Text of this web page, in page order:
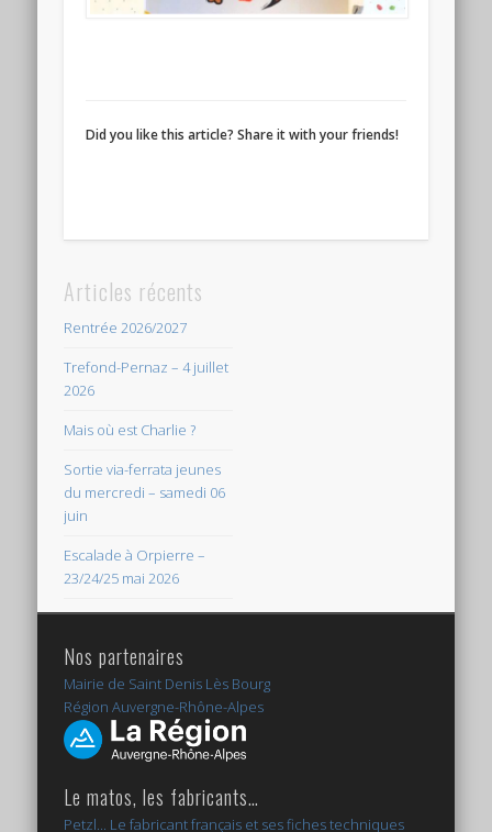
Did you like this article? Share it with your friends!
Articles récents
Rentrée 2026/2027
Trefond-Pernaz – 4 juillet
2026
Mais où est Charlie ?
Sortie via-ferrata jeunes
du mercredi – samedi 06
juin
Escalade à Orpierre –
23/24/25 mai 2026
Nos partenaires
Mairie de Saint Denis Lès Bourg
Région Auvergne-Rhône-Alpes
Le matos, les fabricants…
Petzl... Le fabricant français et ses fiches techniques